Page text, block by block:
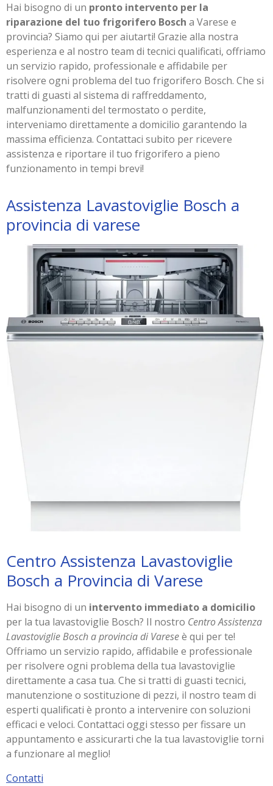
Hai bisogno di un pronto intervento per la
riparazione del tuo frigorifero Bosch a Varese e
provincia? Siamo qui per aiutarti! Grazie alla nostra
esperienza e al nostro team di tecnici qualificati, offriamo
un servizio rapido, professionale e affidabile per
risolvere ogni problema del tuo frigorifero Bosch. Che si
tratti di guasti al sistema di raffreddamento,
malfunzionamenti del termostato o perdite,
interveniamo direttamente a domicilio garantendo la
massima efficienza. Contattaci subito per ricevere
assistenza e riportare il tuo frigorifero a pieno
funzionamento in tempi brevi!
Assistenza Lavastoviglie Bosch a
provincia di varese
Centro Assistenza Lavastoviglie
Bosch a Provincia di Varese
Hai bisogno di un intervento immediato a domicilio
per la tua lavastoviglie Bosch? Il nostro Centro Assistenza
Lavastoviglie Bosch a provincia di Vareseè qui per te!
Offriamo un servizio rapido, affidabile e professionale
per risolvere ogni problema della tua lavastoviglie
direttamente a casa tua. Che si tratti di guasti tecnici,
manutenzione o sostituzione di pezzi, il nostro team di
esperti qualificati è pronto a intervenire con soluzioni
efficaci e veloci. Contattaci oggi stesso per fissare un
appuntamento e assicurarti che la tua lavastoviglie torni
a funzionare al meglio!
Contatti